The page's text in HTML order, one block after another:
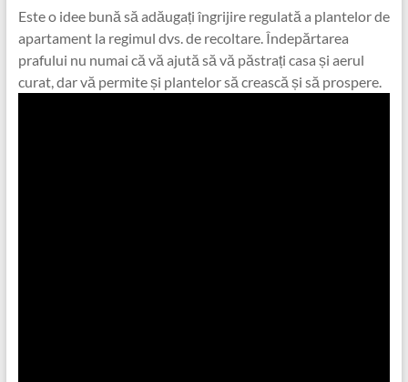
Este o idee bună să adăugați îngrijire regulată a plantelor de
apartament la regimul dvs. de recoltare. Îndepărtarea
prafului nu numai că vă ajută să vă păstrați casa și aerul
curat, dar vă permite și plantelor să crească și să prospere.